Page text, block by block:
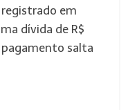
em
dívida de R$
salta